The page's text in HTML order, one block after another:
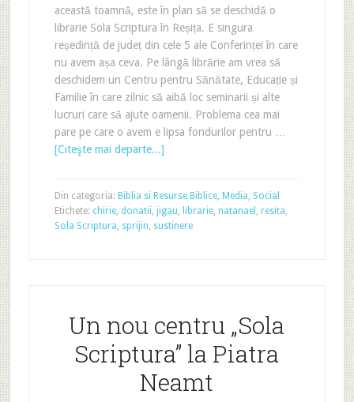
această toamnă, este în plan să se deschidă o
librarie Sola Scriptura în Reșița. E singura
reședință de județ din cele 5 ale Conferinței în care
nu avem așa ceva. Pe lângă librărie am vrea să
deschidem un Centru pentru Sănătate, Educație și
Familie în care zilnic să aibă loc seminarii și alte
lucruri care să ajute oamenii. Problema cea mai
pare pe care o avem e lipsa fondurilor pentru …
[Citeşte mai departe...]
Din categoria: Biblia si Resurse Biblice, Media, Social
Etichete: chirie, donatii, jigau, librarie, natanael , resita,
Sola Scriptura, sprijin, sustinere
Un nou centru „Sola
Scriptura” la Piatra
Neamt